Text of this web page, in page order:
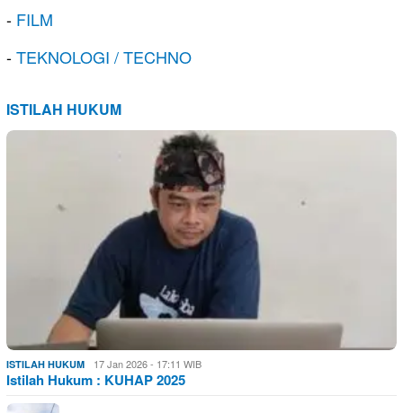
- FILM
-TEKNOLOGI / TECHNO
ISTILAH HUKUM
ISTILAH HUKUM 17 Jan 2026 - 17:11 WIB
Istilah Hukum : KUHAP 2025